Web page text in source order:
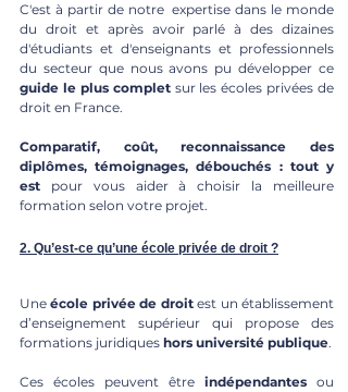
C'est à partir de notre  expertise dans le monde
du droit et après avoir parlé à des dizaines
d'étudiants et d'enseignants et professionnels
du secteur que nous avons pu développer ce
guide le plus complet sur les écoles privées de
droit en France.
Comparatif, coût, reconnaissance des
diplômes, témoignages, débouchés : tout y
est pour vous aider à choisir la meilleure
formation selon votre projet.
2. Qu’est-ce qu’une école privée de droit ?
Une école privée de droit est un établissement
d’enseignement supérieur qui propose des
formations juridiques hors université publique
Ces écoles peuvent être indépendantes ou